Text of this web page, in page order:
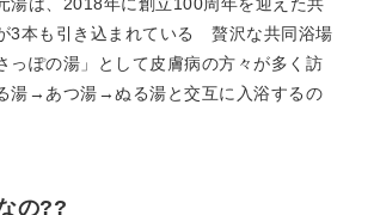
3本も引き込まれている 贅沢な共同浴場
っぽの湯」として皮膚病の方々が多く訪
湯→あつ湯→ぬる湯と交互に入浴するの
の??